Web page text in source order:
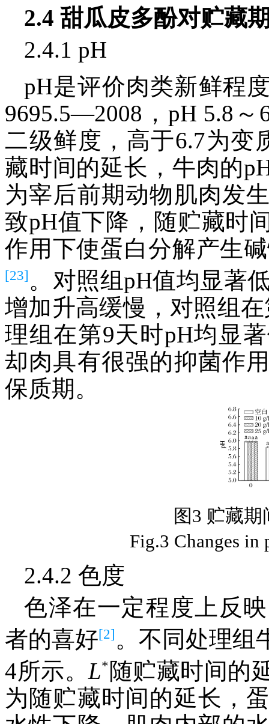
2.4 甜瓜皮多酚对贮藏
2.4.1 pH
pH是评价肉类新鲜程
9695.5—2008，pH 5.8
二级鲜度，高于6.7为变
藏时间的延长，牛肉的
为宰后前期动物肌肉发
致pH值下降，随贮藏时
作用下使蛋白分解产生
[23] 。对照组pH值均显著
增加升高缓慢，对照组
理组在第9天时pH均显
却肉具有很强的抑菌作
保质期。
图3 贮藏
Fig.3 Changes in
2.4.2 色度
色泽在一定程度上反
者的喜好[2] 。不同处理组
4所示。L* 随贮藏时间的
为随贮藏时间的延长，